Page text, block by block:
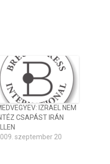
IZRAEL NEM
CSAPÁST IRÁN
szeptember 20